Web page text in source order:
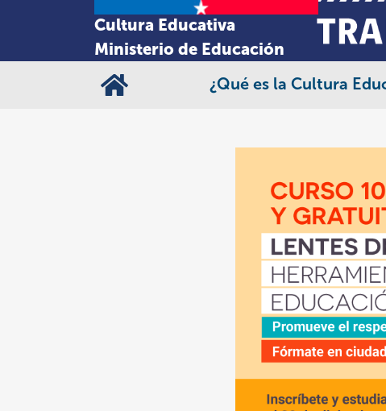
Cultura Educativa
Ministerio de Educación
¿Qué es la Cultura